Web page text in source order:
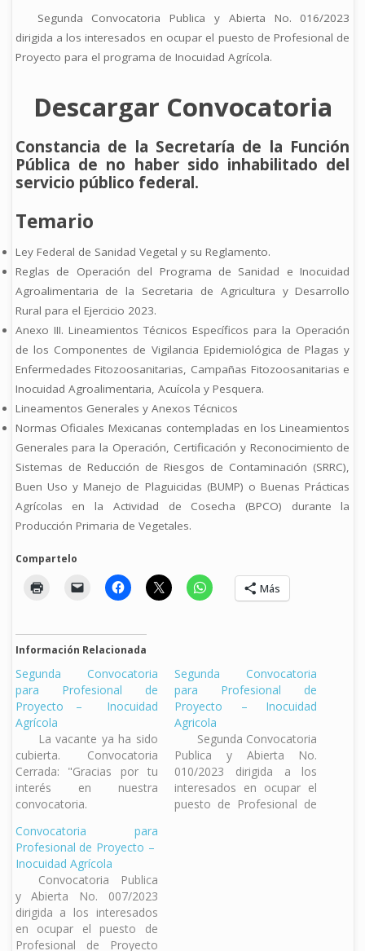
Segunda Convocatoria Publica y Abierta No. 016/2023
dirigida a los interesados en ocupar el puesto de Profesional de
Proyecto para el programa de Inocuidad Agrícola.
Descargar Convocatoria
Constancia de la Secretaría de la Función
Pública de no haber sido inhabilitado del
servicio público federal.
Temario
Ley Federal de Sanidad Vegetal y su Reglamento.
Reglas de Operación del Programa de Sanidad e Inocuidad
Agroalimentaria de la Secretaria de Agricultura y Desarrollo
Rural para el Ejercicio 2023.
Anexo III. Lineamientos Técnicos Específicos para la Operación
de los Componentes de Vigilancia Epidemiológica de Plagas y
Enfermedades Fitozoosanitarias, Campañas Fitozoosanitarias e
Inocuidad Agroalimentaria, Acuícola y Pesquera.
Lineamentos Generales y Anexos Técnicos
Normas Oficiales Mexicanas contempladas en los Lineamientos
Generales para la Operación, Certificación y Reconocimiento de
Sistemas de Reducción de Riesgos de Contaminación (SRRC),
Buen Uso y Manejo de Plaguicidas (BUMP) o Buenas Prácticas
Agrícolas en la Actividad de Cosecha (BPCO) durante la
Producción Primaria de Vegetales.
Compartelo
Más
Información Relacionada
Segunda Convocatoria
para Profesional de
Proyecto – Inocuidad
Agrícola
La vacante ya ha sido
cubierta. Convocatoria
Cerrada: "Gracias por tu
interés en nuestra
convocatoria.
periodo de aplicación ha
finalizado y ya no está
disponible. ¡Te invitamos a
estar atento a futuras
oportunidades!" Segunda
Convocatoria Publica y
Abierta No. 006/2024
Segunda Convocatoria
para Profesional de
Proyecto – Inocuidad
Agricola
Segunda Convocatoria
Publica y Abierta No.
010/2023 dirigida a los
interesados en ocupar el
puesto de Profesional de
Convocatoria para
Profesional de Proyecto –
Inocuidad Agrícola
Convocatoria Publica
y Abierta No. 007/2023
dirigida a los interesados
en ocupar el puesto de
Profesional de Proyecto